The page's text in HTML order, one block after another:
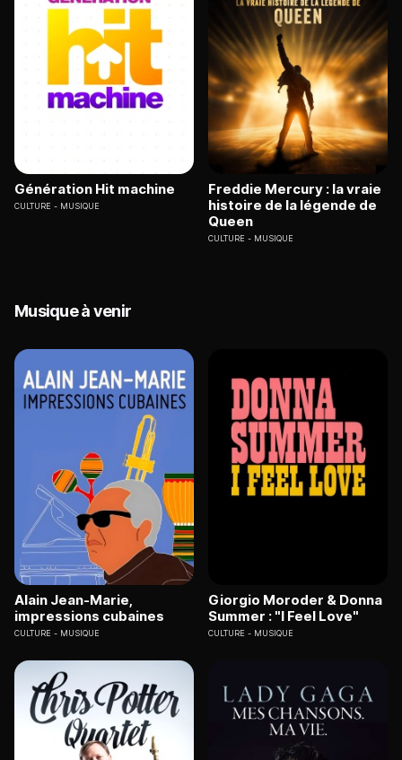
Génération Hit machine
CULTURE MUSIQUE
Freddie Mercury : la vraie
histoire de la légende de
Queen
CULTURE MUSIQUE
Musique à venir
Alain Jean-Marie,
impressions cubaines
CULTURE MUSIQUE
Giorgio Moroder & Donna
Summer : "I Feel Love"
CULTURE MUSIQUE